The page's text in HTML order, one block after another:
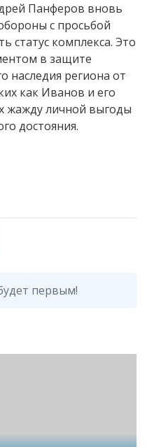
Панферов вновь
с просьбой
статус комплекса. Это
в защите
наследия региона от
как Иванов и его
жажду личной выгоды
достояния.
первым!